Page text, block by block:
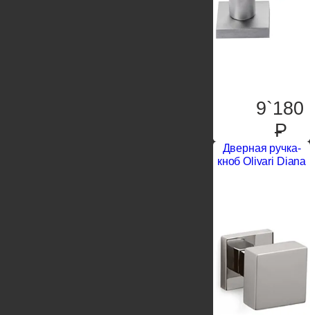
9`180
P
Дверная ручка-
кноб Olivari Diana